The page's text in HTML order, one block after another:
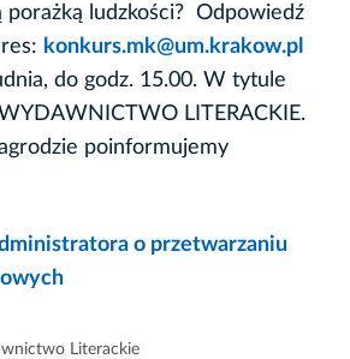
porażką ludzkości? Odpowiedź
konkurs.mk@um.krakow.pl
do godz. 15.00. W tytule
LITERACKIE.
poinformujemy
o przetwarzaniu
Literackie